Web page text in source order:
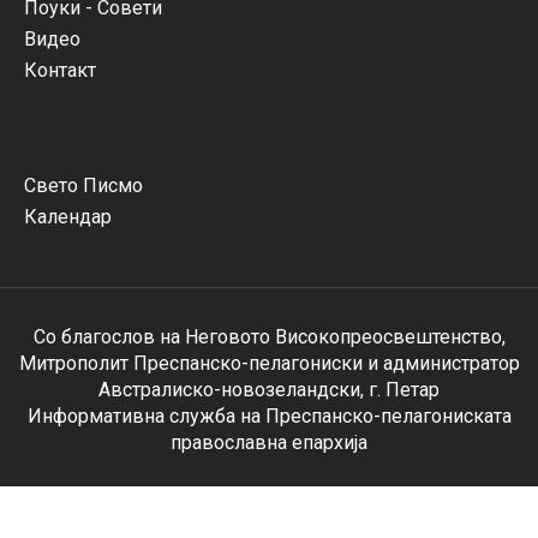
Поуки - Совети
Видео
Контакт
Свето Писмо
Календар
Со благослов на Неговото Високопреосвештенство,
Митрополит Преспанско-пелагониски и администратор
Австралиско-новозеландски, г. Петар
Информативна служба на Преспанско-пелагониската
православна епархија